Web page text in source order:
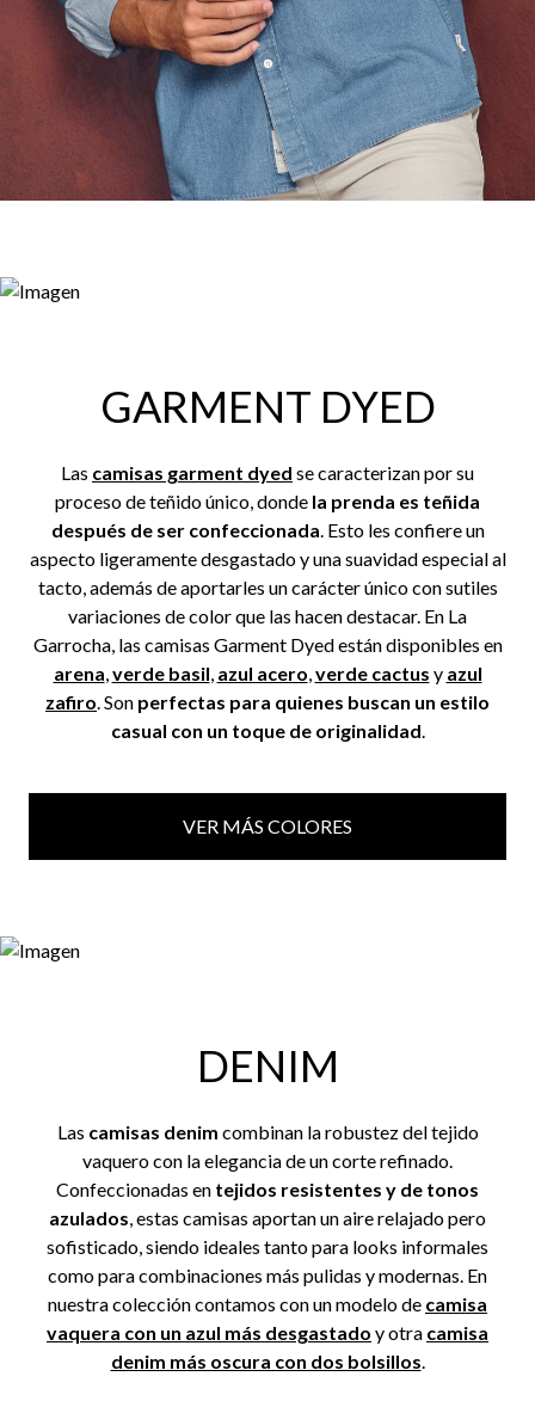
GARMENT DYED
Las camisas garment dyed se caracterizan por su
proceso de teñido único, donde la prenda es teñida
después de ser confeccionada. Esto les confiere un
aspecto ligeramente desgastado y una suavidad especial al
tacto, además de aportarles un carácter único con sutiles
variaciones de color que las hacen destacar. En La
Garrocha, las camisas Garment Dyed están disponibles en
arena,verde basil, azul acero,verde cactus y azul
zafiro. Son perfectas para quienes buscan un estilo
casual con un toque de originalidad.
VER MÁS COLORES
DENIM
Las camisas denim combinan la robustez del tejido
vaquero con la elegancia de un corte refinado.
Confeccionadas en tejidos resistentes y de tonos
azulados, estas camisas aportan un aire relajado pero
sofisticado, siendo ideales tanto para looks informales
como para combinaciones más pulidas y modernas. En
nuestra colección contamos con un modelo de camisa
vaquera con un azul más desgastado y otra camisa
denim más oscura con dos bolsillos.